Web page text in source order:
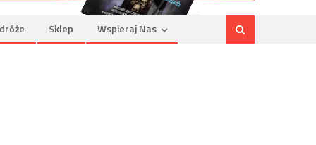
Sklep Wspieraj Nas